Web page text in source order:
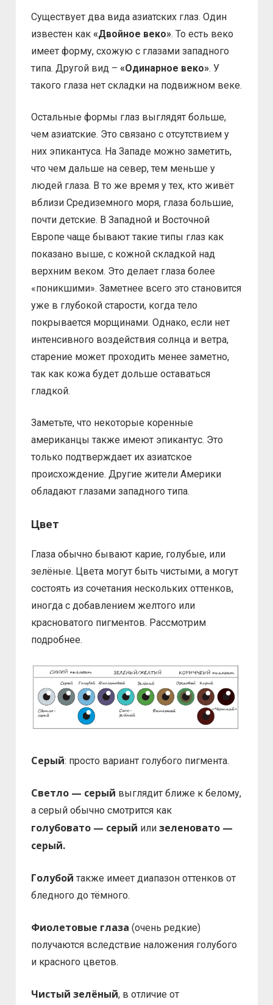
Существует два вида азиатских глаз. Один
известен как «Двойное веко». То есть веко
имеет форму, схожую с глазами западного
типа. Другой вид – «Одинарное веко». У
такого глаза нет складки на подвижном веке.
Остальные формы глаз выглядят больше,
чем азиатские. Это связано с отсутствием у
них эпикантуса. На Западе можно заметить,
что чем дальше на север, тем меньше у
людей глаза. В то же время у тех, кто живёт
вблизи Средиземного моря, глаза большие,
почти детские. В Западной и Восточной
Европе чаще бывают такие типы глаз как
показано выше, с кожной складкой над
верхним веком. Это делает глаза более
«поникшими». Заметнее всего это становится
уже в глубокой старости, когда тело
покрывается морщинами. Однако, если нет
интенсивного воздействия солнца и ветра,
старение может проходить менее заметно,
так как кожа будет дольше оставаться
гладкой.
Заметьте, что некоторые коренные
американцы также имеют эпикантус. Это
только подтверждает их азиатское
происхождение. Другие жители Америки
обладают глазами западного типа.
Цвет
Глаза обычно бывают карие, голубые, или
зелёные. Цвета могут быть чистыми, а могут
состоять из сочетания нескольких оттенков,
иногда с добавлением желтого или
красноватого пигментов. Рассмотрим
подробнее.
Серый: просто вариант голубого пигмента.
Светло — серый выглядит ближе к белому,
а серый обычно смотрится как
голубовато — серый или зеленовато —
серый.
Голубой также имеет диапазон оттенков от
бледного до тёмного.
Фиолетовые глаза (очень редкие)
получаются вследствие наложения голубого
и красного цветов.
Чистый зелёный, в отличие от